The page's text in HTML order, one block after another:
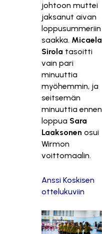
johtoon muttei
jaksanut aivan
loppusummeriin
saakka. Micaela
Sirola tasoitti
vain pari
minuuttia
myöhemmin, ja
seitsemän
minuuttia ennen
loppua Sara
Laaksonen osui
Wirmon
voittomaalin.
Anssi Koskisen
ottelukuviin